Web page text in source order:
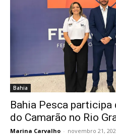
Bahia
Bahia Pesca participa
do Camarão no Rio
Marina Carvalho - novembro 21,